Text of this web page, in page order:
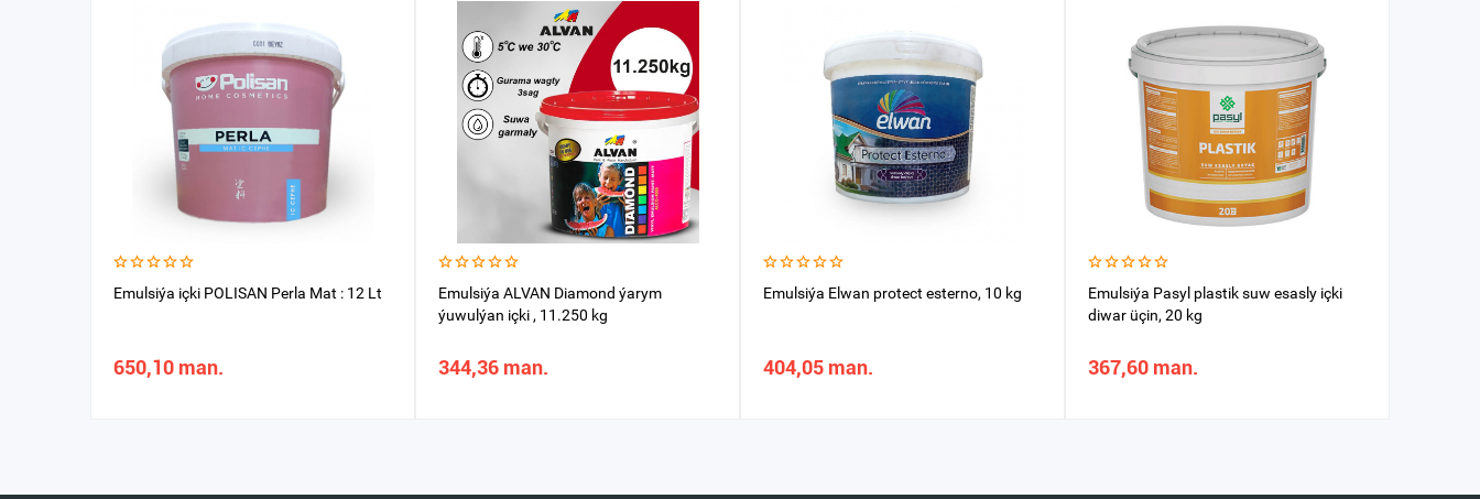
Emulsiýa içki POLISAN Perla Mat : 12 Lt
650,10 man.
Emulsiýa ALVAN Diamond ýarym
ýuwulýan içki , 11.250 kg
344,36 man.
Emulsiýa Elwan protect esterno, 10 kg
404,05 man.
Emulsiýa Pasyl plastik suw esasly içki
diwar üçin, 20 kg
367,60 man.